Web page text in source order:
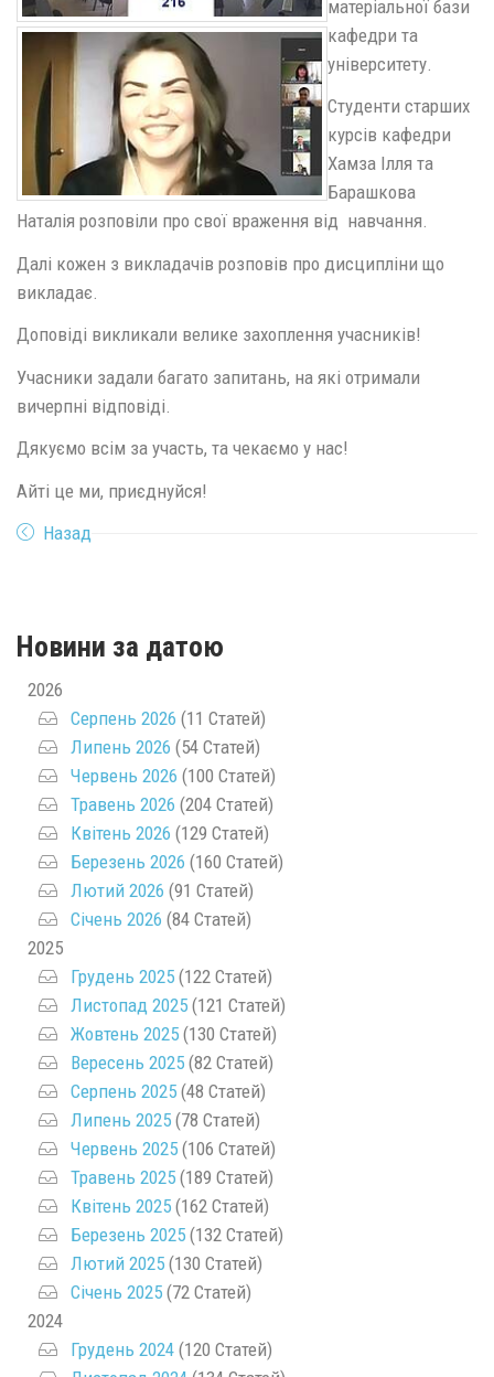
матеріальної бази
кафедри та
університету.
Студенти старших
курсів кафедри
Хамза Ілля та
Барашкова
Наталія розповіли про свої враження від навчання.
Далі кожен з викладачів розповів про дисципліни що
викладає.
Доповіді викликали велике захоплення учасників!
Учасники задали багато запитань, на які отримали
вичерпні відповіді.
Дякуємо всім за участь, та чекаємо у нас!
Айті це ми, приєднуйся!
Назад
Новини за датою
2026
Серпень 2026 (11 Статей)
Липень 2026 (54 Статей)
Червень 2026 (100 Статей)
Травень 2026 (204 Статей)
Квітень 2026 (129 Статей)
Березень 2026 (160 Статей)
Лютий 2026 (91 Статей)
Січень 2026 (84 Статей)
2025
Грудень 2025 (122 Статей)
Листопад 2025 (121 Статей)
Жовтень 2025 (130 Статей)
Вересень 2025 (82 Статей)
Серпень 2025 (48 Статей)
Липень 2025 (78 Статей)
Червень 2025 (106 Статей)
Травень 2025 (189 Статей)
Квітень 2025 (162 Статей)
Березень 2025 (132 Статей)
Лютий 2025 (130 Статей)
Січень 2025 (72 Статей)
2024
Грудень 2024 (120 Статей)